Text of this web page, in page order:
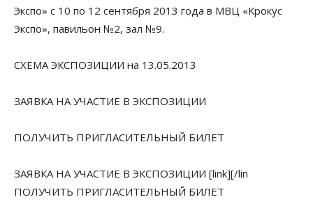
Экспо» с 10 по 12 сентября 2013 года в МВЦ «Крокус
Экспо», павильон №2, зал №9.
СХЕМА ЭКСПОЗИЦИИ на 13.05.2013
ЗАЯВКА НА УЧАСТИЕ В ЭКСПОЗИЦИИ
ПОЛУЧИТЬ ПРИГЛАСИТЕЛЬНЫЙ БИЛЕТ
ЗАЯВКА НА УЧАСТИЕ В ЭКСПОЗИЦИИ [link][/lin
ПОЛУЧИТЬ ПРИГЛАСИТЕЛЬНЫЙ БИЛЕТ